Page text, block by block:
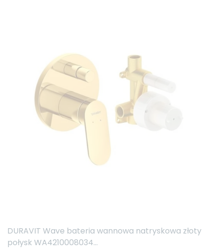
DURAVIT Wave bateria wannowa natryskowa złoty
połysk WA4210008034...